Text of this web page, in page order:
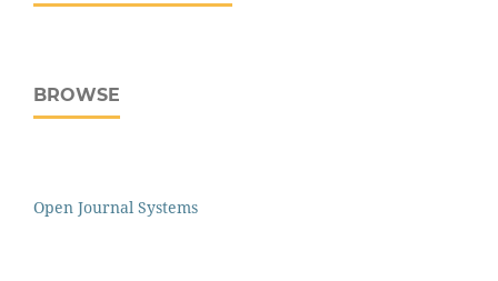
BROWSE
Open Journal Systems